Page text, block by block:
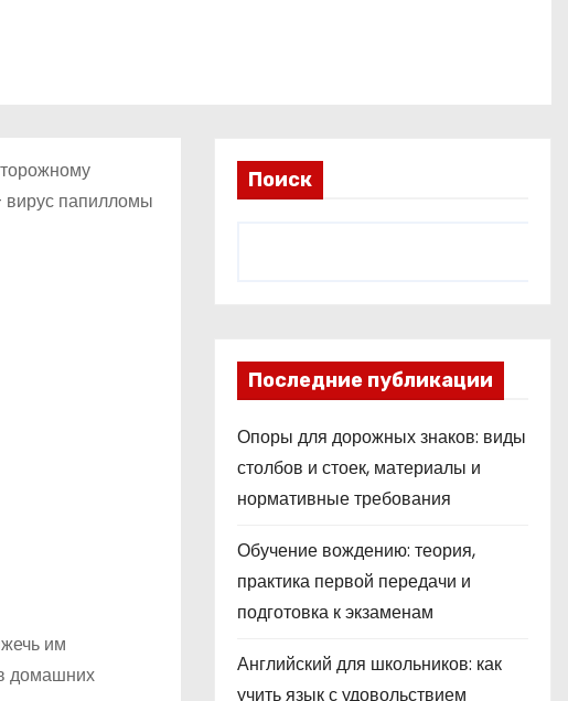
вирус папилломы
им
домашних
Поиск
Последние публикации
Опоры для дорожных знаков: виды
столбов и стоек, материалы и
нормативные требования
Обучение вождению: теория,
практика первой передачи и
подготовка к экзаменам
Английский для школьников: как
учить язык с удовольствием